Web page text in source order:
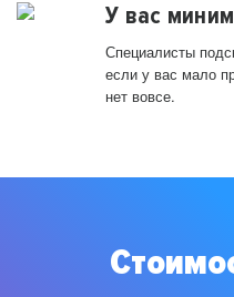
У вас
Специалисты
если у вас мало
нет вовсе.